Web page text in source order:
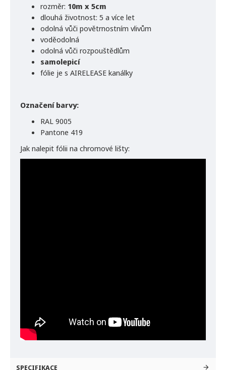
rozměr: 10m x 5cm
dlouhá životnost: 5 a více let
odolná vůči povětrnostním vlivům
voděodolná
odolná vůči rozpouštědlům
samolepicí
fólie je s AIRELEASE kanálky
Označení barvy:
RAL 9005
Pantone 419
Jak nalepit fólii na chromové lišty:
SPECIFIKACE